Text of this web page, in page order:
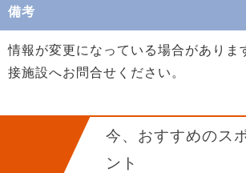
備考
情報が変更になっている場合がありま
接施設へお問合せください。
今、おすすめのス
ント